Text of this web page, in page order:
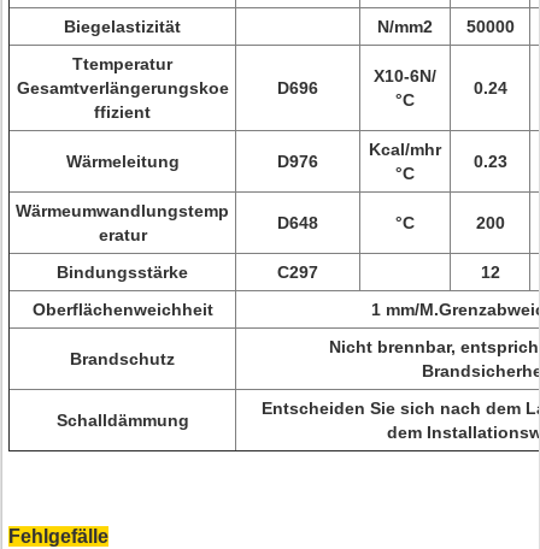
Biegelastizität N/mm2
50000
Ttemperatur
Gesamtverlängerungskoe
ffizient
D696
X10-6N/
°C
0.24
Wärmeleitung D976
Kcal/mhr
°C
0.23
Wärmeumwandlungstemp
eratur
D648 °C 200
Bindungsstärke C297
12
Oberflächenweichheit
1 mm/
Brandschutz
Nicht brennbar,
Schalldämmung
Entscheiden Sie sich nach dem
dem
Fehlgefälle